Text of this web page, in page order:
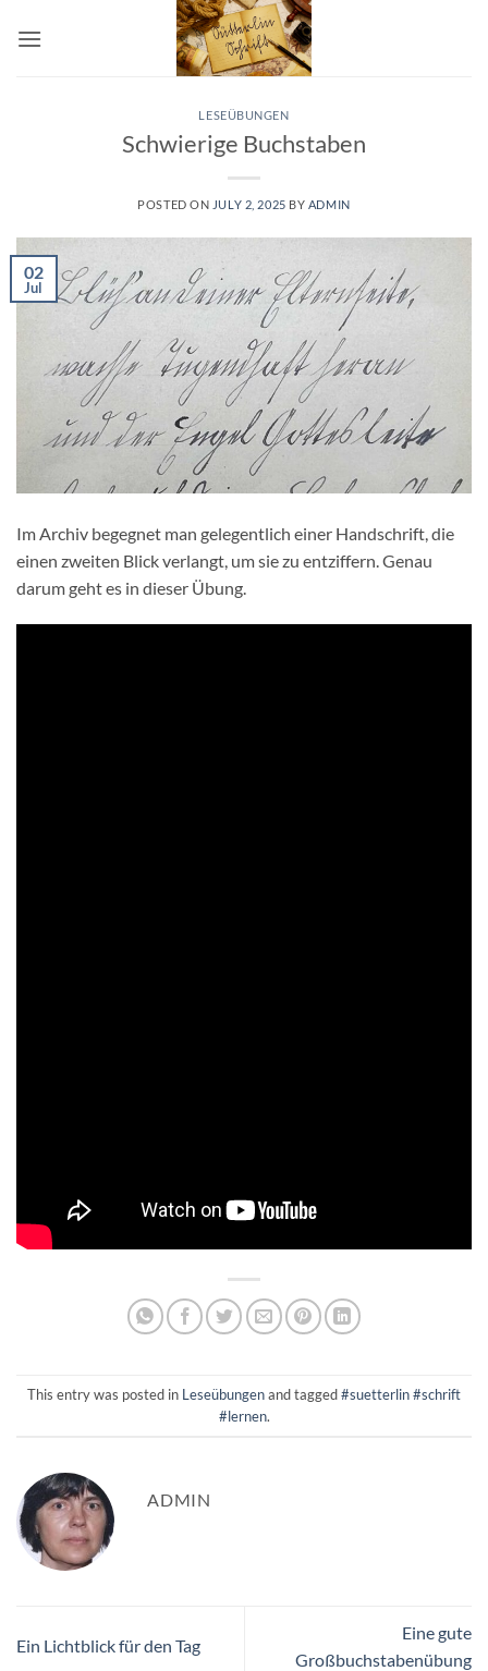
LESEÜBUNGEN
Schwierige Buchstaben
POSTED ON JULY 2, 2025 BY ADMIN
02
Jul
Im Archiv begegnet man gelegentlich einer Handschrift, die
einen zweiten Blick verlangt, um sie zu entziffern. Genau
darum geht es in dieser Übung.
This entry was posted in Leseübungenand tagged#suetterlin #schrift
#lernen.
ADMIN
Ein Lichtblick für den Tag
Eine gute
Großbuchstabenübung